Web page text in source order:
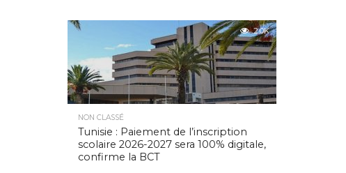
2.0K
NON CLASSÉ
Tunisie : Paiement de l’inscription
scolaire 2026-2027 sera 100% digitale,
confirme la BCT